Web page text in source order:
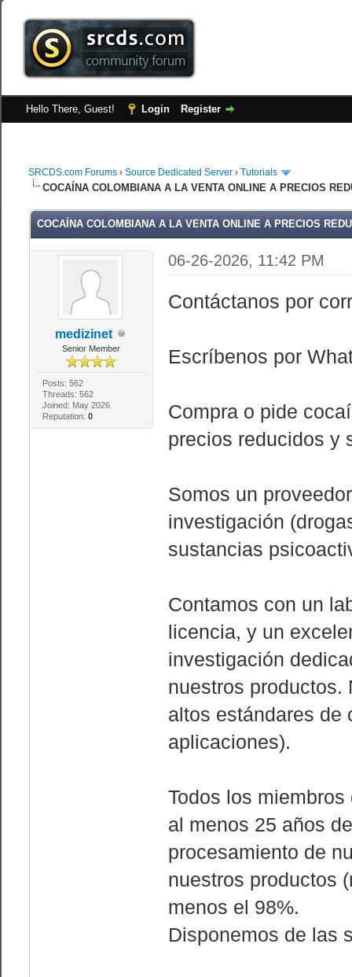
Hello There, Guest! Login Register
SRCDS.com Forums ›Source Dedicated Server ›Tutorials
COCAÍNA COLOMBIANA A LA VENTA ONLINE A PRECIOS
COCAÍNA COLOMBIANA A LA VENTA ONLINE A PRECIOS
medizinet
Senior Member
Posts: 562
Threads: 562
Joined: May 2026
Reputation: 0
06-26-2026, 11:42 PM
Contáctanos por
Escríbenos por
Compra o pide
precios reducidos y
Somos un
investigación
sustancias
Contamos con un
licencia, y un
investigación
nuestros productos.
altos estándares de
aplicaciones).
Todos los
al menos 25 años
procesamiento de
nuestros productos
menos el 98%.
Disponemos de las